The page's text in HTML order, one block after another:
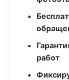
работ